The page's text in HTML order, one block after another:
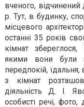
вченого, відчинений
р. Тут, в будинку,
місцевого
останні 35 років
кімнат збереглося,
якими вони були
передпокій, їдальня,
з кімнат
діяльність Д. І.
особисті речі,